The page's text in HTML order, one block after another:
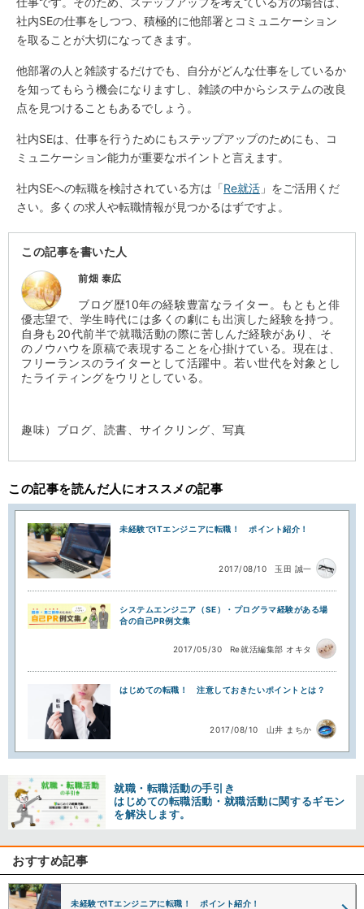
社内SEの仕事をしつつ、積極的に他部署とコミュニケーション
を取ることが大切になってきます。
他部署の人と雑談するだけでも、自分がどんな仕事をしているか
を知ってもらう機会になりますし、雑談の中からシステムの改良
点を見つけることもあるでしょう。
社内SEは、仕事を行うためにもステップアップのためにも、コ
ミュニケーション能力が重要なポイントと言えます。
社内SEへの転職を検討されている方は「Re就活 」をご活用くだ
さい。多くの求人や転職情報が見つかるはずですよ。
この記事を書いた人
前畑 泰広
ブログ歴10年の経験豊富なライター。もともと俳
優志望で、学生時代には多くの劇にも出演した経験を持つ。
自身も20代前半で就職活動の際に苦しんだ経験があり、そ
のノウハウを原稿で表現することを心掛けている。現在は、
フリーランスのライターとして活躍中。若い世代を対象とし
たライティングをウリとしている。
趣味）ブログ、読書、サイクリング、写真
この記事を読んだ人にオススメの記事
未経験でITエンジニアに転職！ ポイント紹介！
2017/08/10 玉田 誠一
システムエンジニア（SE）・プログラマ経験がある場
合の自己PR例文集
2017/05/30 Re就活編集部 オキタ
はじめての転職！ 注意しておきたいポイントとは？
2017/08/10 山井 まちか
就職・転職活動の手引き
はじめての転職活動・就職活動に関するギモン
を解決します。
おすすめ記事
未経験でITエンジニアに転職！ ポイント紹介！